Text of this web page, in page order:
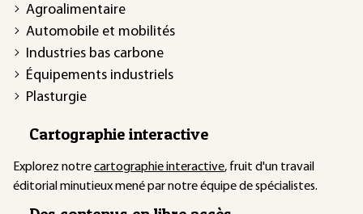
Agroalimentaire
Automobile et mobilités
Industries bas carbone
Équipements industriels
Plasturgie
Cartographie interactive
Explorez notrecartographie interactive, fruit d'un travail
éditorial minutieux mené par notre équipe de spécialistes.